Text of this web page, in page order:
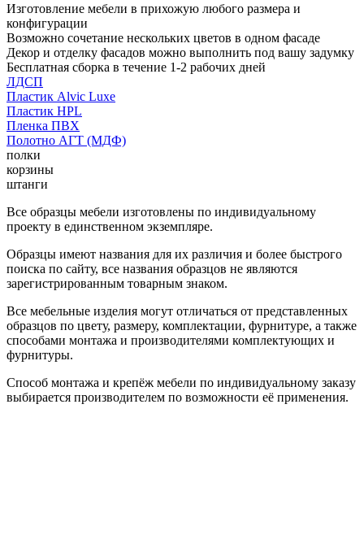
Изготовление мебели в прихожую любого размера и
конфигурации
Возможно сочетание нескольких цветов в одном фасаде
Декор и отделку фасадов можно выполнить под вашу задумку
Бесплатная сборка в течение 1-2 рабочих дней
ЛДСП
Пластик Alvic Luxe
Пластик HPL
Пленка ПВХ
Полотно АГТ (МДФ)
полки
корзины
штанги
Все образцы мебели изготовлены по индивидуальному
проекту в единственном экземпляре.
Образцы имеют названия для их различия и более быстрого
поиска по сайту, все названия образцов не являются
зарегистрированным товарным знаком.
Все мебельные изделия могут отличаться от представленных
образцов по цвету, размеру, комплектации, фурнитуре, а также
способами монтажа и производителями комплектующих и
фурнитуры.
Способ монтажа и крепёж мебели по индивидуальному заказу
выбирается производителем по возможности её применения.